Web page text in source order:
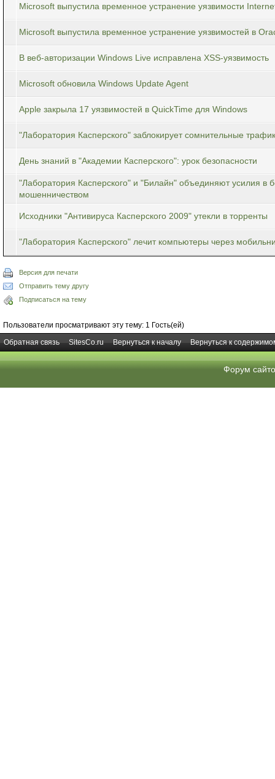
Microsoft выпустила временное устранение уязвимости
Microsoft выпустила временное устранение уязвимостей в
В веб-авторизации Windows Live исправлена XSS-уязвимость
Microsoft обновила Windows Update Agent
Apple закрыла 17 уязвимостей в QuickTime для Windows
"Лаборатория Касперского" заблокирует сомнительные
День знаний в "Академии Касперского": урок безопасности
"Лаборатория Касперского" и "Билайн" объединяют усилия в
мошенничеством
Исходники "Антивируса Касперского 2009" утекли в торренты
"Лаборатория Касперского" лечит компьютеры через
Версия для печати
Отправить тему другу
Подписаться на тему
Пользователи просматривают эту тему: 1 Гость(ей)
Обратная связь
SitesCo.ru Вернуться к началу Вернуться к
Форум